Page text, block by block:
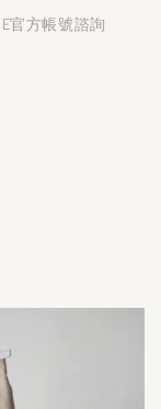
官方帳號諮詢